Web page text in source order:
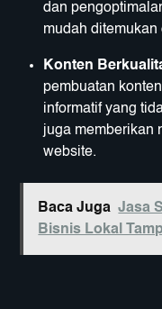
dan
mudah
Konten
pembuatan
informatif yang
juga memberikan
website.
Baca Juga Jasa
Bisnis Lokal